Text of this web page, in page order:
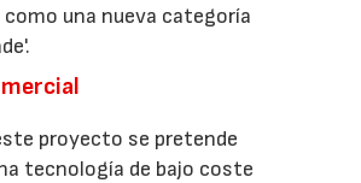
una nueva categoría
proyecto se pretende
tecnología de bajo coste